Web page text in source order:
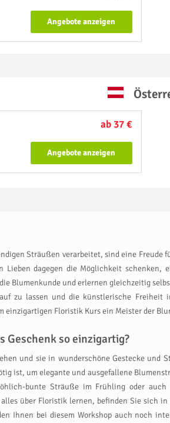
Angebote anzeigen
ab 37 €
Angebote anzeigen
Sträußen verarbeitet, sind eine
dagegen die Möglichkeit schenken,
Blumenkunde und erlernen gleichzeitig
zu lassen und die künstlerische
einzigartigen Floristik Kurs ein Meister der
Geschenk so einzigartig?
und sie in wunderschöne Gestecke
ist, um elegante und ausgefallene
bunte Sträuße im Frühling oder
über Floristik lernen, befinden Sie sich
Ihnen bei diesem Workshop auch noch